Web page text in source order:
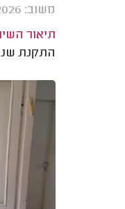
משוב: 23/02/2026
תיאור
התקנת